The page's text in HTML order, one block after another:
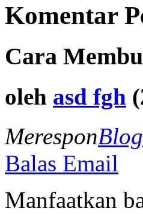
Komentar
Cara
oleh asd fgh
Merespon
Balas Email
Manfaatkan